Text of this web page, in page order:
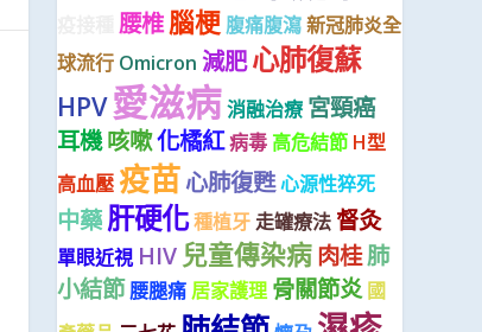
腰椎腦梗 腹痛腹瀉新冠肺炎全
球流行 Omicron 減肥心肺復蘇
HPV愛滋病消融治療 宮頸癌
耳機咳嗽化橘紅病毒 高危結節 H型
高血壓 疫苗心肺復甦心源性猝死
中藥肝硬化種植牙 走罐療法 督灸
單眼近視 HIV 兒童傳染病肉桂肺
小結節腰腿痛 居家護理 骨關節炎 國